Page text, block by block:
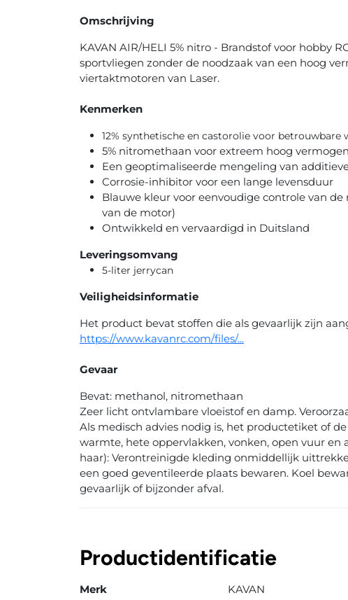
Omschrijving
KAVAN AIR/HELI 5% nitro - Brandstof voor hobby
sportvliegen zonder de noodzaak van een hoog
viertaktmotoren van Laser.
Kenmerken
12% synthetische en castorolie voor
5% nitromethaan voor extreem hoog vermogen
Een geoptimaliseerde mengeling van
Corrosie-inhibitor voor een lange levensduur
Blauwe kleur voor eenvoudige controle van
van de motor)
Ontwikkeld en vervaardigd in Duitsland
Leveringsomvang
5-liter jerrycan
Veiligheidsinformatie
Het product bevat stoffen die als gevaarlijk zijn
https://www.kavanrc.com/files/...
Gevaar
Bevat: methanol, nitromethaan
Zeer licht ontvlambare vloeistof en damp.
Als medisch advies nodig is, het productetiket of
warmte, hete oppervlakken, vonken, open vuur
haar): Verontreinigde kleding onmiddellijk
een goed geventileerde plaats bewaren. Koel
gevaarlijk of bijzonder afval.
Productidentificatie
Merk KAVAN